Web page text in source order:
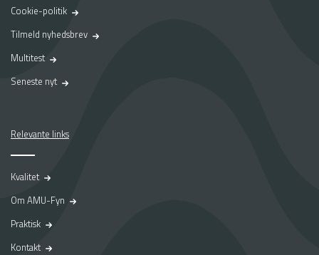
Cookie-politik
Tilmeld nyhedsbrev
Multitest
Seneste nyt
Relevante links
Kvalitet
Om AMU-Fyn
Praktisk
Kontakt